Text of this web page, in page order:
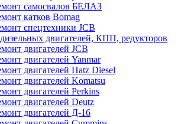
самосвалов БЕЛАЗ
катков Bomag
спецтехники JCB
двигателей, КПП, редукторов
двигателей JCB
двигателей Yanmar
двигателей Hatz Diesel
двигателей Komatsu
двигателей Perkins
двигателей Deutz
двигателей Д-16